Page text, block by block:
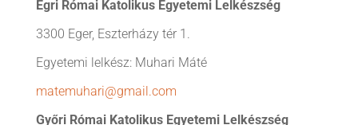
Egri Római Katolikus Egyetemi Lelkészség
3300 Eger, Eszterházy tér 1.
Egyetemi lelkész: Muhari Máté
matemuhari@gmail.com
Győri Római Katolikus Egyetemi Lelkészség